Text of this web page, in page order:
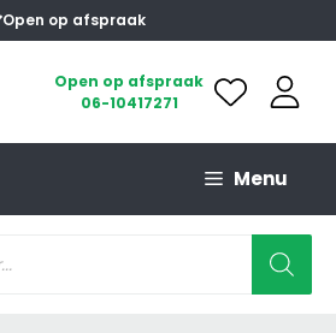
Open op afspraak
Open op afspraak
06-10417271
Menu